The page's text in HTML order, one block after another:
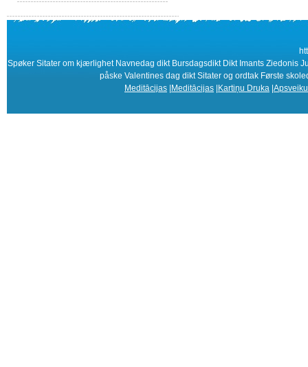
Spøker Sitater om kjærlighet Navnedag dikt Bursdagsdikt Dikt Imants Ziedonis
påske Valentines dag dikt Sitater og ordtak Første
Meditācijas Meditācijas Kartiņu Druka